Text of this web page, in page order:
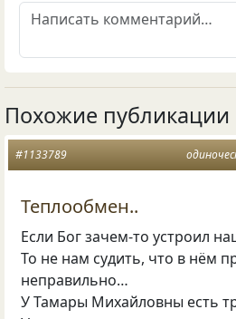
Похожие публикации
#1133789
Теплообмен..
Если Бог зачем-то устроил
То не нам судить, что в нём
неправильно…
У Тамары Михайловны есть